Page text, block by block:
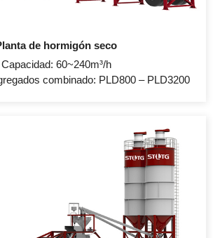
de hormigón seco
Capacidad: 60~240m³/h
combinado: PLD800 – PLD3200